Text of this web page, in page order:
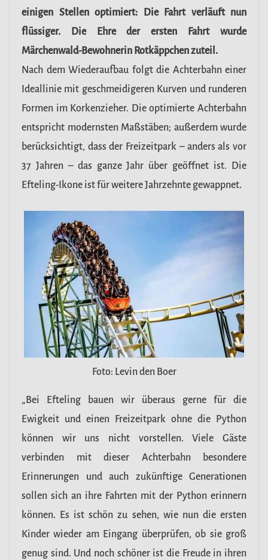
einigen Stellen optimiert: Die Fahrt verläuft nun
flüssiger. Die Ehre der ersten Fahrt wurde
Märchenwald-Bewohnerin Rotkäppchen zuteil.
Nach dem Wiederaufbau folgt die Achterbahn einer
Ideallinie mit geschmeidigeren Kurven und runderen
Formen im Korkenzieher. Die optimierte Achterbahn
entspricht modernsten Maßstäben; außerdem wurde
berücksichtigt, dass der Freizeitpark – anders als vor
37 Jahren – das ganze Jahr über geöffnet ist. Die
Efteling-Ikone ist für weitere Jahrzehnte gewappnet.
Foto: Levin den Boer
„Bei Efteling bauen wir überaus gerne für die
Ewigkeit und einen Freizeitpark ohne die Python
können wir uns nicht vorstellen. Viele Gäste
verbinden mit dieser Achterbahn besondere
Erinnerungen und auch zukünftige Generationen
sollen sich an ihre Fahrten mit der Python erinnern
können. Es ist schön zu sehen, wie nun die ersten
Kinder wieder am Eingang überprüfen, ob sie groß
genug sind. Und noch schöner ist die Freude in ihren